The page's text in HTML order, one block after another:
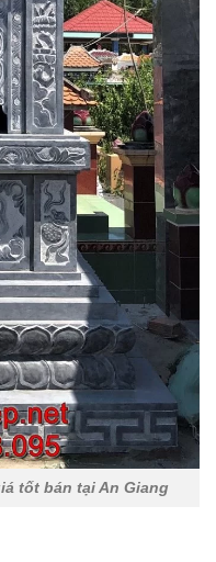
tốt bán tại An Giang